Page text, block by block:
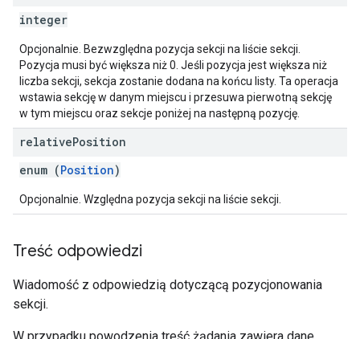
integer
Opcjonalnie. Bezwzględna pozycja sekcji na liście sekcji.
Pozycja musi być większa niż 0. Jeśli pozycja jest większa niż
liczba sekcji, sekcja zostanie dodana na końcu listy. Ta operacja
wstawia sekcję w danym miejscu i przesuwa pierwotną sekcję
w tym miejscu oraz sekcje poniżej na następną pozycję.
relativePosition
enum (Position)
Opcjonalnie. Względna pozycja sekcji na liście sekcji.
Treść odpowiedzi
Wiadomość z odpowiedzią dotyczącą pozycjonowania
sekcji.